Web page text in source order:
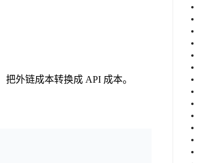
外链成本转换成 API 成本。